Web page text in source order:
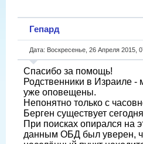
Гепард
Дата: Воскресенье, 26 Апреля 2015,
Спасибо за помощь!
Родственники в Израиле -
уже оповещены.
Непонятно только с
Берген существует
При поисках опирался на
данным ОБД был уверен,